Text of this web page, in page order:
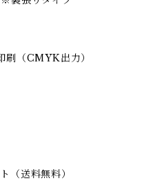
刷（CMYK出力）
（送料無料）